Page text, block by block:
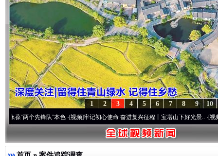
10
9
8
7
6
5
4
3
2
1
先锋队”本色·[视频]牢记初心使命 奋进复兴征程丨宝塔山下好光景..·[视频]因党而